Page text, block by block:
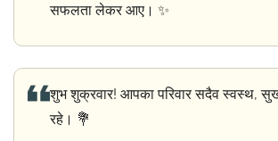
सफलता लेकर आए। ✨
शुभ शुक्रवार! आपका परिवार सदैव स्वस्थ,
रहे। 💐